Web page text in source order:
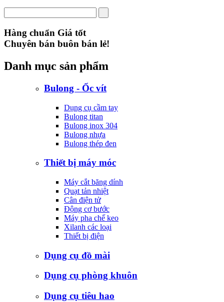
Hàng chuẩn Giá tốt
Chuyên bán buôn bán lẻ!
Danh mục sản phẩm
Bulong - Ốc vít
Dụng cụ cầm tay
Bulong titan
Bulong inox 304
Bulong nhựa
Bulong thép đen
Thiết bị máy móc
Máy cắt băng dính
Quạt tản nhiệt
Cân điện tử
Động cơ bước
Máy pha chế keo
Xilanh các loại
Thiết bị điện
Dụng cụ đồ mài
Dụng cụ phòng khuôn
Dụng cụ tiêu hao